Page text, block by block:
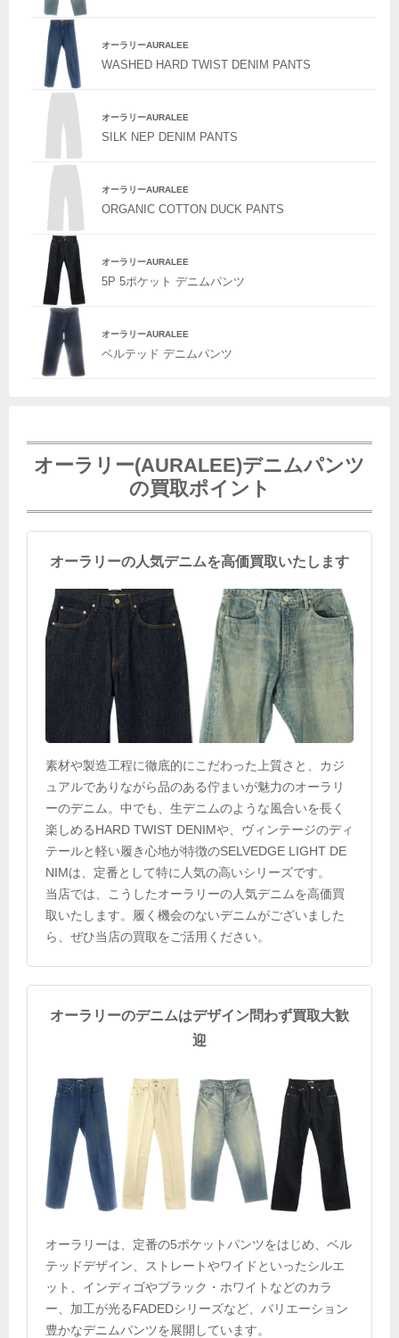
オーラリーAURALEE
WASHED HARD TWIST DENIM PANTS
オーラリーAURALEE
SILK NEP DENIM PANTS
オーラリーAURALEE
ORGANIC COTTON DUCK PANTS
オーラリーAURALEE
5P 5ポケット デニムパンツ
オーラリーAURALEE
ベルテッド デニムパンツ
オーラリー(AURALEE)デニムパンツ
の買取ポイント
オーラリーの人気デニムを高価買取いたします
素材や製造工程に徹底的にこだわった上質さと、カジ
ュアルでありながら品のある佇まいが魅力のオーラリ
ーのデニム。中でも、生デニムのような風合いを長く
楽しめるHARD TWIST DENIMや、ヴィンテージのディ
テールと軽い履き心地が特徴のSELVEDGE LIGHT DE
NIMは、定番として特に人気の高いシリーズです。
当店では、こうしたオーラリーの人気デニムを高価買
取いたします。履く機会のないデニムがございました
ら、ぜひ当店の買取をご活用ください。
オーラリーのデニムはデザイン問わず買取大歓
迎
オーラリーは、定番の5ポケットパンツをはじめ、ベル
テッドデザイン、ストレートやワイドといったシルエ
ット、インディゴやブラック・ホワイトなどのカラ
ー、加工が光るFADEDシリーズなど、バリエーション
豊かなデニムパンツを展開しています。